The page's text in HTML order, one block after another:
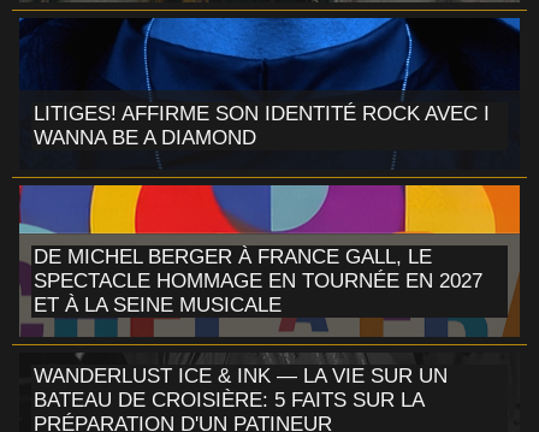
LITIGES! AFFIRME SON IDENTITÉ ROCK AVEC I
WANNA BE A DIAMOND
DE MICHEL BERGER À FRANCE GALL, LE
SPECTACLE HOMMAGE EN TOURNÉE EN 2027
ET À LA SEINE MUSICALE
WANDERLUST ICE & INK — LA VIE SUR UN
BATEAU DE CROISIÈRE: 5 FAITS SUR LA
PRÉPARATION D'UN PATINEUR